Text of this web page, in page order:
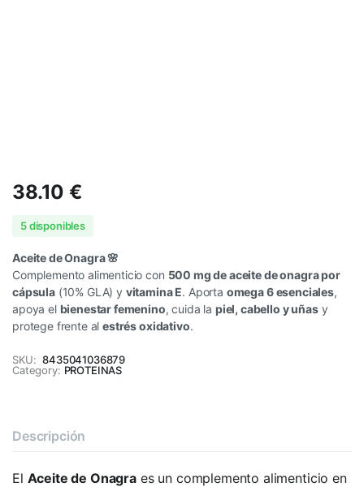
38.10€
5 disponibles
Aceite de Onagra 🌸
Complemento alimenticio con 500 mg de aceite de onagra por
cápsula(10% GLA) y vitamina E. Aporta omega 6 esenciales,
apoya el bienestar femenino, cuida la piel, cabello y uñasy
protege frente alestrés oxidativo.
SKU: 8435041036879
Category: PROTEINAS
Descripción
El Aceite de Onagraes un complemento alimenticio en